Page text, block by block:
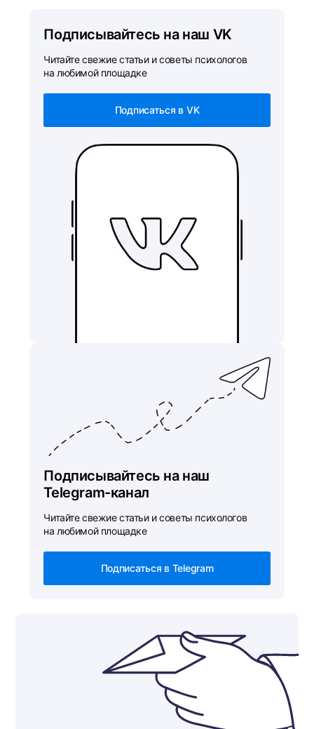
Подписывайтесь на наш VK
Читайте свежие статьи и советы психологов
на любимой площадке
Подписаться в VK
Подписывайтесь на наш
Telegram-канал
Читайте свежие статьи и советы психологов
на любимой площадке
Подписаться в Telegram